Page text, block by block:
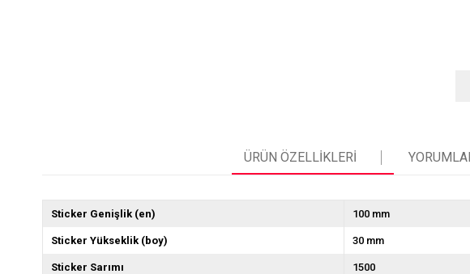
ÜRÜN ÖZELLIKLERI
Sticker Genişlik (en) 100 mm
Sticker Yükseklik (boy) 30 mm
Sticker Sarımı 1500